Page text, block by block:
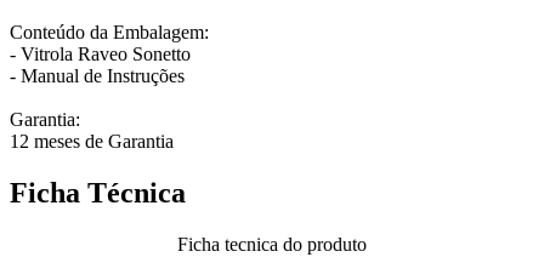
Conteúdo da Embalagem:
- Vitrola Raveo Sonetto
- Manual de Instruções
Garantia:
12 meses de Garantia
Ficha Técnica
Ficha tecnica do produto